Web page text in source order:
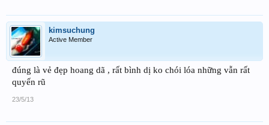
kimsuchung
Active Member
đúng là vẻ đẹp hoang dã , rất bình dị ko chói lóa những vẫn rất
quyến rũ
23/5/13